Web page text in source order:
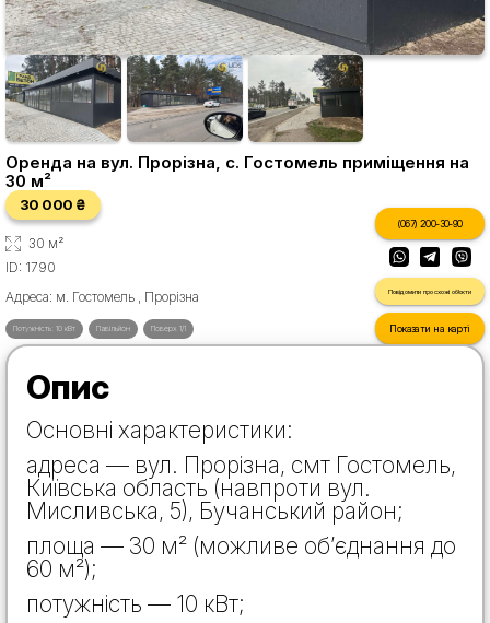
Оренда на вул. Прорізна, с. Гостомель приміщення на
30 м²
30 000 ₴
30 м²
ID: 1790
Адреса: м. Гостомель , Прорізна
(067) 200-30-90
Повідомити про схожі об'єкти
Показати на карті
Потужність: 10 кВт Павільйон Поверх 1/1
Опис
Основні характеристики:
адреса — вул. Прорізна, смт Гостомель,
Київська область (навпроти вул.
Мисливська, 5), Бучанський район;
площа — 30 м² (можливе об’єднання до
60 м²);
потужність — 10 кВт;